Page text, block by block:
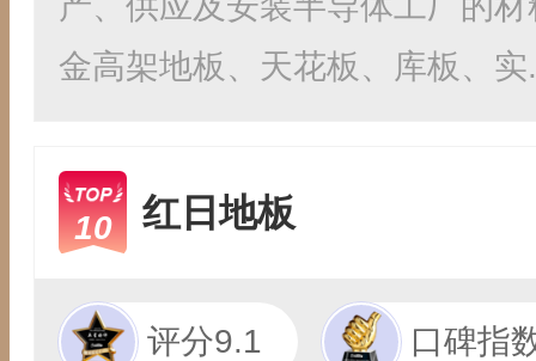
金高架地板、天花板、库板、实
10 红日地板
评分9.1 口碑指